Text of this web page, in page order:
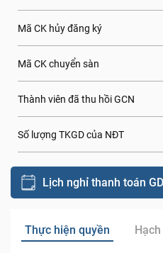
Mã CK hủy đăng ký
Mã CK chuyển sàn
Thành viên đã thu hồi GCN
Số lượng TKGD của NĐT
Lịch nghỉ thanh toán
Thực hiện quyền